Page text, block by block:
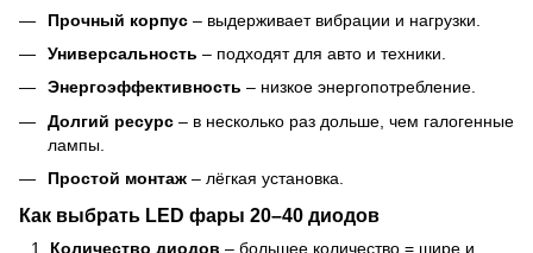
Прочный корпус – выдерживает вибрации и нагрузки.
Универсальность – подходят для авто и техники.
Энергоэффективность – низкое энергопотребление.
Долгий ресурс – в несколько раз дольше, чем галогенные
лампы.
Простой монтаж – лёгкая установка.
Как выбрать LED фары 20–40 диодов
Количество диодов – большее количество = шире и